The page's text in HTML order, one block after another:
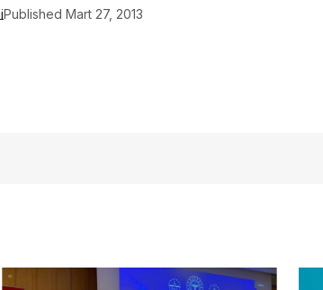
Published Mart 27, 2013